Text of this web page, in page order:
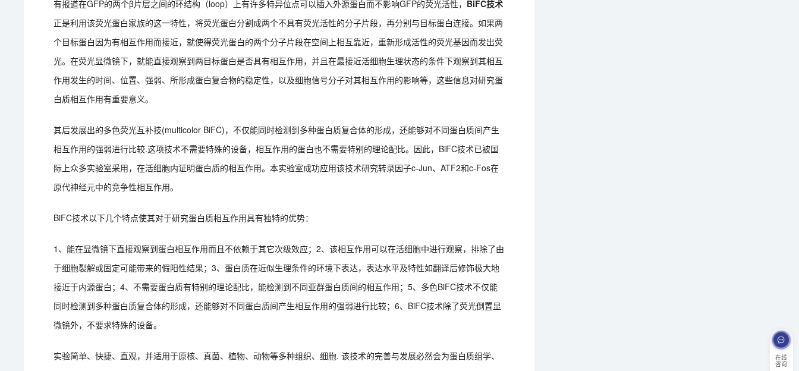
在线
咨询
有报道在GFP的两个β片层之间的环结构（loop）上有许多特异位点可以插入外源蛋白而不影响GFP的荧光活性， BiFC技术
正是利用该荧光蛋白家族的这一特性，将荧光蛋白分割成两个不具有荧光活性的分子片段，再分别与目标蛋白连接。如果两
个目标蛋白因为有相互作用而接近，就使得荧光蛋白的两个分子片段在空间上相互靠近，重新形成活性的荧光基因而发出荧
光。在荧光显微镜下，就能直接观察到两目标蛋白是否具有相互作用，并且在最接近活细胞生理状态的条件下观察到其相互
作用发生的时间、位置、强弱、所形成蛋白复合物的稳定性，以及细胞信号分子对其相互作用的影响等，这些信息对研究蛋
白质相互作用有重要意义。
其后发展出的多色荧光互补技(multicolor BiFC)，不仅能同时检测到多种蛋白质复合体的形成，还能够对不同蛋白质间产生
相互作用的强弱进行比较.这项技术不需要特殊的设备，相互作用的蛋白也不需要特别的理论配比。因此，BiFC技术已被国
际上众多实验室采用，在活细胞内证明蛋白质的相互作用。本实验室成功应用该技术研究转录因子c-Jun、ATF2和c-Fos在
原代神经元中的竞争性相互作用。
BiFC技术以下几个特点使其对于研究蛋白质相互作用具有独特的优势：
1、能在显微镜下直接观察到蛋白相互作用而且不依赖于其它次级效应；2、该相互作用可以在活细胞中进行观察，排除了由
于细胞裂解或固定可能带来的假阳性结果；3、蛋白质在近似生理条件的环境下表达，表达水平及特性如翻译后修饰极大地
接近于内源蛋白；4、不需要蛋白质有特别的理论配比，能检测到不同亚群蛋白质间的相互作用；5、多色BiFC技术不仅能
同时检测到多种蛋白质复合体的形成，还能够对不同蛋白质间产生相互作用的强弱进行比较；6、BiFC技术除了荧光倒置显
微镜外，不要求特殊的设备。
实验简单、快捷、直观，并适用于原核、真菌、植物、动物等多种组织、细胞. 该技术的完善与发展必然会为蛋白质组学、